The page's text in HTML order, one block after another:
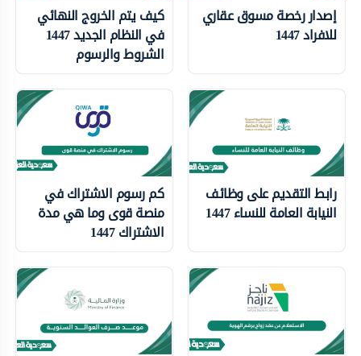
إصدار رخصة مسوق عقاري
للافراد 1447
كيف يتم الخروج النهائي
في النظام الجديد 1447
الشروط والرسوم
رابط التقديم على وظائف
النيابة العامة للنساء 1447
كم رسوم الاشتراك في
منصة قوى وما هي مدة
الاشتراك 1447